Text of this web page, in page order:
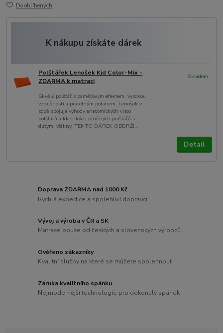
Do oblíbených
K nákupu získáte dárek
Polštářek Lenošek Kid Color-Mix -
ZDARMA k matraci
Skvělý polštář s paměťovým efektem, vysokou
vzdušností a pratelným potahem. Lenošek v
sobě spojuje výhody anatomických visco
polštářů a klasických plněných polštářů s
dutými vlákny. TENTO DÁREK OBDRŽÍ...
Skladem
Detail
Doprava ZDARMA nad 1000 Kč
Rychlá expedice a spolehliví dopravci
Vývoj a výroba v ČR a SK
Matrace pouze od českých a slovenských výrobců
Ověřeno zákazníky
Kvalitní služby na které se můžete spolehnout
Záruka kvalitního spánku
Nejmodernější technologie pro dokonalý spánek